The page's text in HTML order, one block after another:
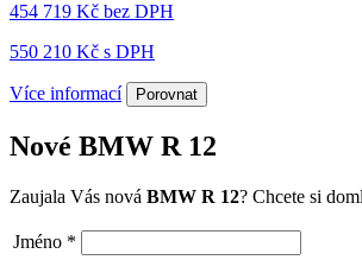
454 719 Kč bez DPH
550 210 Kč s DPH
Více informací Porovnat
Nové BMW R 12
Zaujala Vás nová BMW R 12? Chcete si
Jméno *